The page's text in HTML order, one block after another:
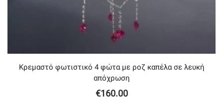
Κρεμαστό φωτιστικό 4 φώτα με ροζ καπέλα σε λευκή
απόχρωση
€160.00